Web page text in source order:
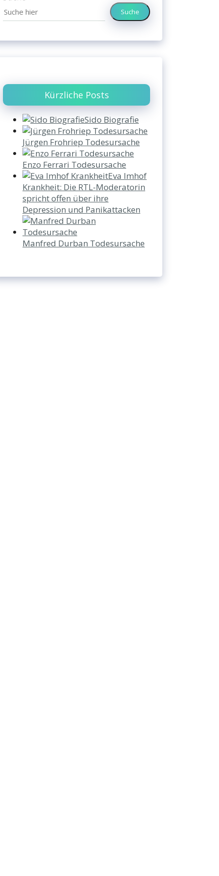
Suche
Kürzliche Posts
Sido Biografie
Jürgen Frohriep Todesursache
Enzo Ferrari Todesursache
Eva Imhof
Krankheit: Die RTL-Moderatorin
spricht offen über ihre
Depression und Panikattacken
Manfred Durban Todesursache